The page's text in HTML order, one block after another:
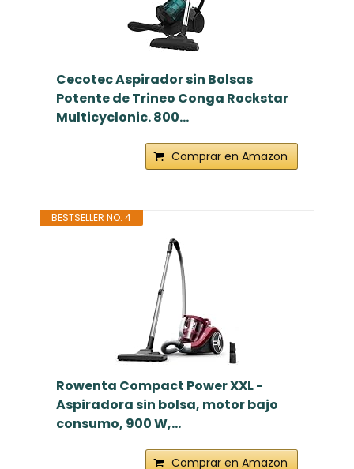
Cecotec Aspirador sin Bolsas
Potente de Trineo Conga Rockstar
Multicyclonic. 800...
Comprar en Amazon
BESTSELLER NO. 4
Rowenta Compact Power XXL -
Aspiradora sin bolsa, motor bajo
consumo, 900 W,...
Comprar en Amazon